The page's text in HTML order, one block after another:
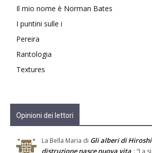
Il mio nome è Norman Bates
I puntini sulle i
Pereira
Rantologia
Textures
Opinioni dei lettori
La Bella Maria di Gli alberi di
distruzione nasce nuova vita : “La